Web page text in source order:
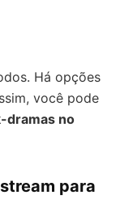
Há opções
você pode
dramas no
para